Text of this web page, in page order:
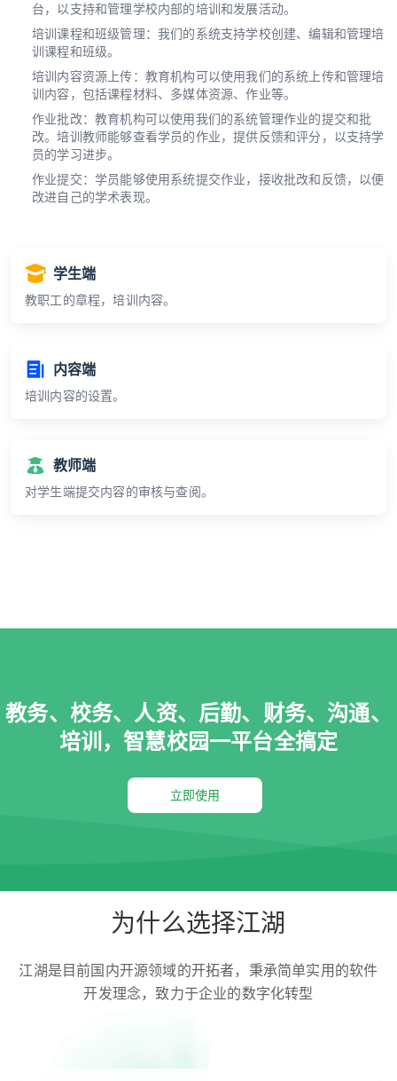
台，以支持和管理学校内部的培训和发展活动。
培训课程和班级管理：我们的系统支持学校创建、编辑和管理培
训课程和班级。
培训内容资源上传：教育机构可以使用我们的系统上传和管理培
训内容，包括课程材料、多媒体资源、作业等。
作业批改：教育机构可以使用我们的系统管理作业的提交和批
改。培训教师能够查看学员的作业，提供反馈和评分，以支持学
员的学习进步。
作业提交：学员能够使用系统提交作业，接收批改和反馈，以便
改进自己的学术表现。
学生端
教职工的章程，培训内容。
内容端
培训内容的设置。
教师端
对学生端提交内容的审核与查阅。
教务、校务、人资、后勤、财务、沟通、
培训，智慧校园一平台全搞定
立即使用
为什么选择江湖
江湖是目前国内开源领域的开拓者，秉承简单实用的软件
开发理念，致力于企业的数字化转型